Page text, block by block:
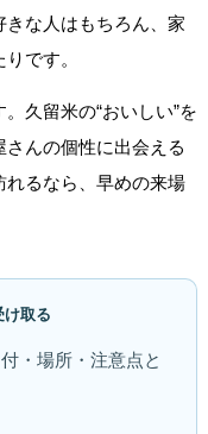
な人はもちろん、家
です。
久留米の“おいしい”を
んの個性に出会える
るなら、早めの来場
け取る
・場所・注意点と